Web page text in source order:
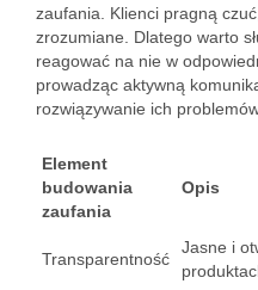
zaufania. Klienci pragną
zrozumiane. Dlatego warto
reagować na nie w
prowadząc aktywną
rozwiązywanie ich
Element
budowania
zaufania
Opis
Transparentność
Jasne i